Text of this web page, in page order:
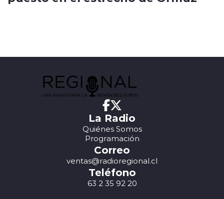
La Radio
Quiénes Somos
Programación
Correo
ventas@radioregional.cl
Teléfono
63 2 35 92 20